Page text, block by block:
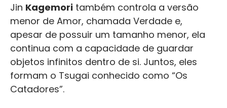
Jin Kagemori também controla a versão
menor de Amor, chamada Verdade e,
apesar de possuir um tamanho menor, ela
continua com a capacidade de guardar
objetos infinitos dentro de si. Juntos, eles
formam o Tsugai conhecido como “Os
Catadores”.